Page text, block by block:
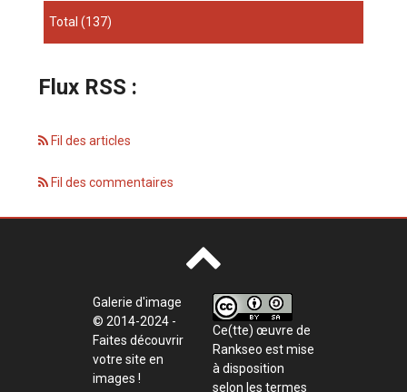
total(137)
Flux RSS :
Fil des articles
Fil des commentaires
Galerie d'image
© 2014-2024 -
Faites découvrir
votre site en
images !
Ce(tte) œuvre de
Rankseo est mise
à disposition
selon les termes